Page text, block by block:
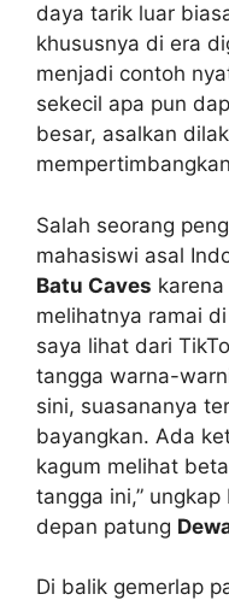
daya tarik luar
khususnya di era
menjadi contoh
sekecil apa pun
besar, asalkan
Salah seorang
mahasiswi asal
Batu Caves
melihatnya ramai
saya lihat dari
tangga warna-
sini, suasananya
bayangkan. Ada
kagum melihat
tangga ini,”
depan patung
Di balik gemerlap